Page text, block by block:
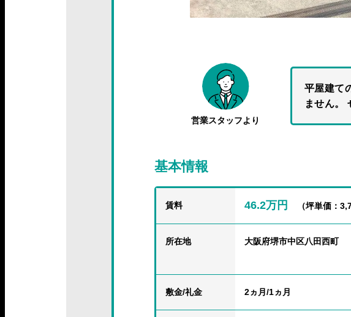
営業スタッフより
平屋建て
ません。
基本情報
賃料 46.2万円 （坪単価：
所在地 大阪府堺市中区八田西町
敷金/礼金 2ヵ月/1ヵ月